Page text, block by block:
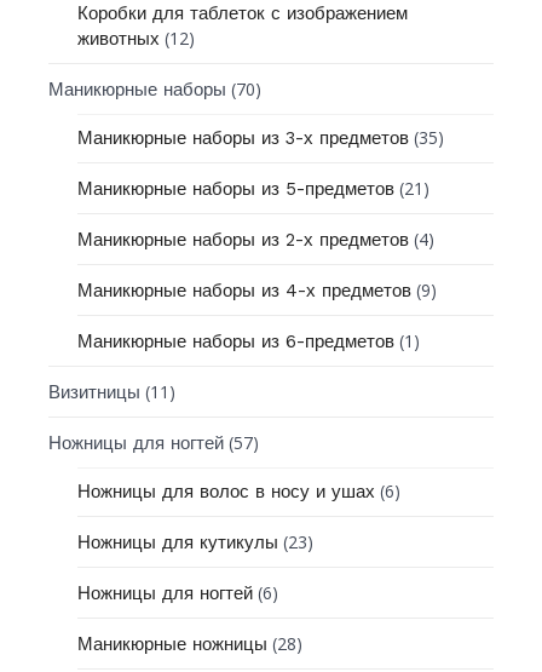
Коробки для таблеток с изображением
животных (12)
Маникюрные наборы (70)
Маникюрные наборы из 3-х предметов (35)
Маникюрные наборы из 5-предметов (21)
Маникюрные наборы из 2-х предметов (4)
Маникюрные наборы из 4-х предметов (9)
Маникюрные наборы из 6-предметов (1)
Визитницы (11)
Ножницы для ногтей (57)
Ножницы для волос в носу и ушах (6)
Ножницы для кутикулы (23)
Ножницы для ногтей (6)
Маникюрные ножницы (28)